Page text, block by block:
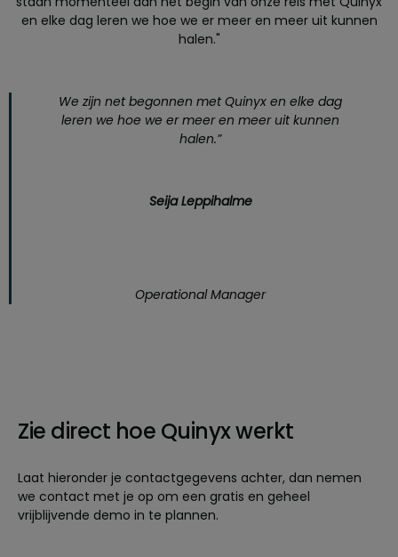
en elke dag leren we hoe we er meer en meer uit kunnen
halen."
We zijn net begonnen met Quinyx en elke dag
leren we hoe we er meer en meer uit kunnen
halen.”
Seija Leppihalme
Operational Manager
Zie direct hoe Quinyx werkt
Laat hieronder je contactgegevens achter, dan nemen
we contact met je op om een gratis en geheel
vrijblijvende demo in te plannen.